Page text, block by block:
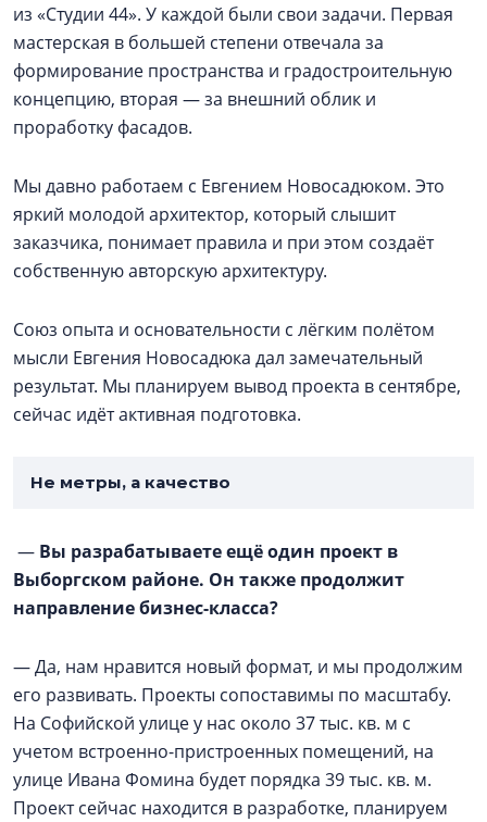
из «Студии 44». У каждой были свои задачи. Первая
мастерская в большей степени отвечала за
формирование пространства и градостроительную
концепцию, вторая — за внешний облик и
проработку фасадов.
Мы давно работаем с Евгением Новосадюком. Это
яркий молодой архитектор, который слышит
заказчика, понимает правила и при этом создаёт
собственную авторскую архитектуру.
Союз опыта и основательности с лёгким полётом
мысли Евгения Новосадюка дал замечательный
результат. Мы планируем вывод проекта в сентябре,
сейчас идёт активная подготовка.
Не метры, а качество
— Вы разрабатываете ещё один проект в
Выборгском районе. Он также продолжит
направление бизнес-класса?
— Да, нам нравится новый формат, и мы продолжим
его развивать. Проекты сопоставимы по масштабу.
На Софийской улице у нас около 37 тыс. кв. м с
учетом встроенно-пристроенных помещений, на
улице Ивана Фомина будет порядка 39 тыс. кв. м.
Проект сейчас находится в разработке, планируем